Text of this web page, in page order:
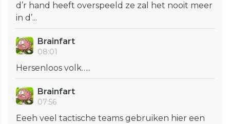
d’r hand heeft overspeeld ze zal het nooit meer
in d’...
Brainfart
08:01
Hersenloos volk…..
Brainfart
07:56
Eeeh veel tactische teams gebruiken hier een